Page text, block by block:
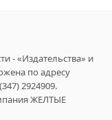
- «Издательства» и
по адресу
2924909.
ЖЕЛТЫЕ